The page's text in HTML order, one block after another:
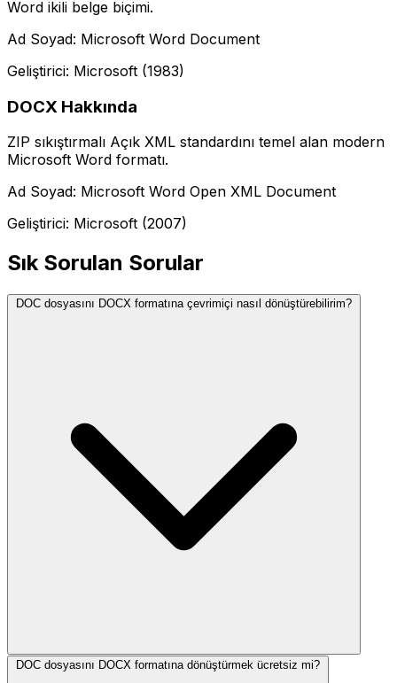
Word ikili belge biçimi.
Ad Soyad: Microsoft Word Document
Geliştirici: Microsoft (1983)
DOCX Hakkında
ZIP sıkıştırmalı Açık XML standardını temel alan modern
Microsoft Word formatı.
Ad Soyad: Microsoft Word Open XML Document
Geliştirici: Microsoft (2007)
Sık Sorulan Sorular
DOC dosyasını DOCX formatına çevrimiçi nasıl dönüştürebilirim?
DOC dosyasını DOCX formatına dönüştürmek ücretsiz mi?